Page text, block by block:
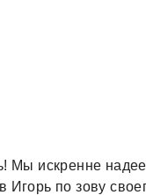
Мы искренне
Игорь по зову